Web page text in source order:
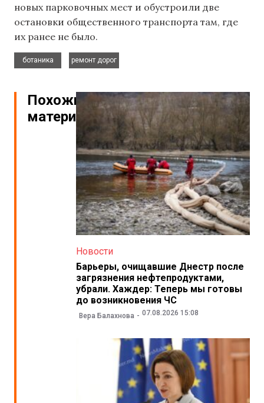
новых парковочных мест и обустроили две
остановки общественного транспорта там, где
их ранее не было.
ботаника
ремонт дорог
Похожие
материалы
Новости
Барьеры, очищавшие Днестр после
загрязнения нефтепродуктами,
убрали. Хаждер: Теперь мы готовы
до возникновения ЧС
Вера Балахнова 07.08.2026 15:08